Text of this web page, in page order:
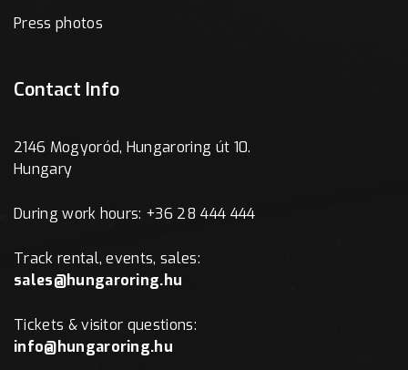
Press photos
Contact Info
2146 Mogyoród, Hungaroring út 10.
Hungary
During work hours: +36 28 444 444
Track rental, events, sales:
sales@hungaroring.hu
Tickets & visitor questions:
info@hungaroring.hu